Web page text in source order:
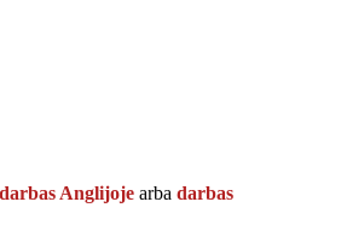
darbas Anglijoje arba darbas